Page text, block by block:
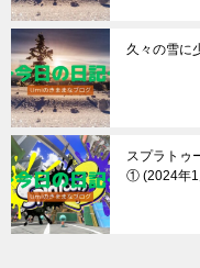
久々の雪に
スプラトゥ
① 2024年1